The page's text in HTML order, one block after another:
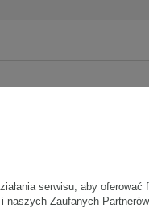
345x290x280 mm
332x277x254 mm
serwisu, aby
naszych Zaufanych